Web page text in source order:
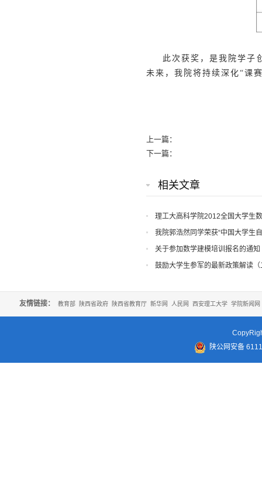
此次获奖，是我院学子
未来，我院将持续深化“课
上一篇：
下一篇：
相关文章
理工大高科学院2012全国大学生
我院郭浩然同学荣获“中国大学生
荣誉关于参加数学建模培训报名的通知
鼓励大学生参军的最新政策解读（
友情链接： 教育部 陕西省政府 陕西省教育厅 新华网 人民网 西安理工大学 学院新闻网
陕公网安备